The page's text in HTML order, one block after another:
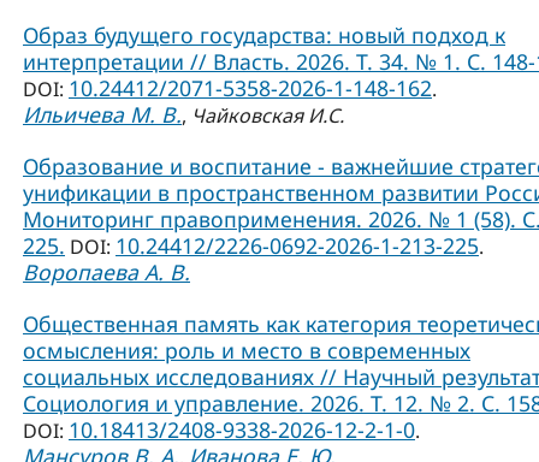
Образ будущего государства: новый подход к
интерпретации // Власть. 2026. Т. 34. № 1. С.
DOI: 10.24412/2071-5358-2026-1-148-162.
Ильичева М. В., Чайковская И.С.
Образование и воспитание - важнейшие
унификации в пространственном развитии
Мониторинг правоприменения. 2026. № 1 (58).
225. DOI: 10.24412/2226-0692-2026-1-213-225.
Воропаева А. В.
Общественная память как категория
осмысления: роль и место в современных
социальных исследованиях // Научный
Социология и управление. 2026. Т. 12. № 2. С.
DOI: 10.18413/2408-9338-2026-12-2-1-0.